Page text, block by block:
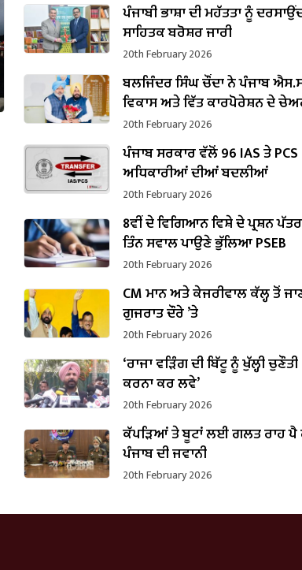
ਪੰਜਾਬੀ ਭਾਸ਼ਾ ਦੀ ਮਹੱਤਤਾ ਨੂੰ
ਸਾਹਿਤਕ ਬਰੋਸ਼ਰ ਜਾਰੀ
20th February 2026
ਬਲਜਿੰਦਰ ਸਿੰਘ ਚੌਂਦਾ ਨੇ ਪੰਜਾਬ
ਵਿਕਾਸ ਅਤੇ ਵਿੱਤ ਕਾਰਪੋਰੇਸ਼ਨ ਦੇ
ਵਜੋਂ ਸੰਭਾਲਿਆ ਕਾਰਜਭਾਰ
20th February 2026
ਪੰਜਾਬ ਸਰਕਾਰ ਵੱਲੋਂ 96 IAS ਤੇ PCS
ਅਧਿਕਾਰੀਆਂ ਦੀਆਂ ਬਦਲੀਆਂ
20th February 2026
8ਵੀਂ ਦੇ ਵਿਗਿਆਨ ਵਿਸ਼ੇ ਦੇ ਪ੍ਰਸ਼ਨ
ਤਿੰਨ ਸਵਾਲ ਪਾਉਣੇ ਭੁੱਲਿਆ PSEB
20th February 2026
CM ਮਾਨ ਅਤੇ ਕੇਜਰੀਵਾਲ ਕੱਲ੍ਹ ਤੋਂ
ਗੁਜਰਾਤ ਦੌਰੇ ’ਤੇ
20th February 2026
‘ਰਾਜਾ ਵੜਿੰਗ ਦੀ ਬਿੱਟੂ ਨੂੰ ਖੁੱਲ੍ਹੀ
ਕਰਨਾ ਕਰ ਲਵੇ’
20th February 2026
ਕੱਪੜਿਆਂ ਤੇ ਬੂਟਾਂ ਲਈ ਗਲਤ ਰਾਹ ਪੈ
ਪੰਜਾਬ ਦੀ ਜਵਾਨੀ
20th February 2026